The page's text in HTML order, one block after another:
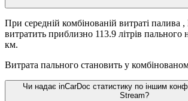
При середній комбінованій витраті палива ,
витратить приблизно 113.9 літрів пального
км.
Витрата пального становить у
Чи надає inCarDoc статистику по іншим
Stream?